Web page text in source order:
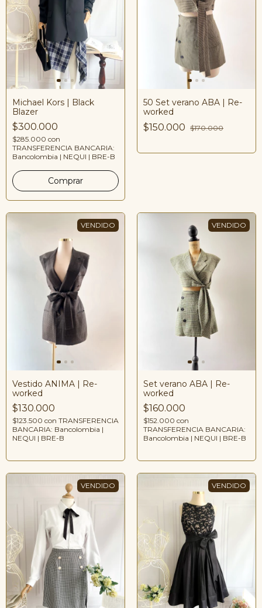
Michael Kors | Black
Blazer
$300.000
$285.000 con
TRANSFERENCIA BANCARIA:
Bancolombia | NEQUI | BRE-B
50 Set verano ABA | Re-
worked
$150.000 $170.000
Vestido ANIMA | Re-
worked
$130.000
$123.500 con TRANSFERENCIA
BANCARIA: Bancolombia |
NEQUI | BRE-B
Set verano ABA | Re-
worked
$160.000
$152.000 con
TRANSFERENCIA BANCARIA:
Bancolombia | NEQUI | BRE-B